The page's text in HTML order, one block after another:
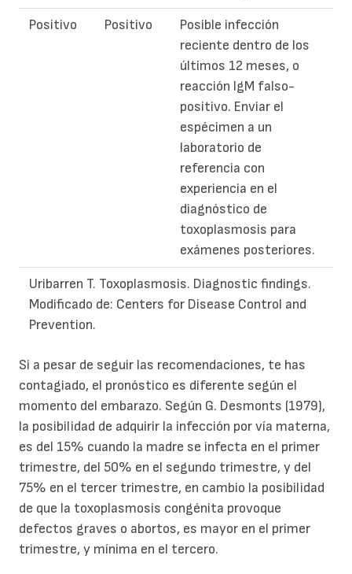
Positivo Positivo
Posible infección
reciente dentro de los
últimos 12 meses, o
reacción IgM falso-
positivo. Enviar el
espécimen a un
laboratorio de
referencia con
experiencia en el
diagnóstico de
toxoplasmosis para
exámenes posteriores.
Uribarren T. Toxoplasmosis. Diagnostic findings.
Modificado de: Centers for Disease Control and
Prevention.
Si a pesar de seguir las recomendaciones, te has
contagiado, el pronóstico es diferente según el
momento del embarazo. Según G. Desmonts (1979),
la posibilidad de adquirir la infección por vía materna,
es del 15% cuando la madre se infecta en el primer
trimestre, del 50% en el segundo trimestre, y del
75% en el tercer trimestre, en cambio la posibilidad
de que la toxoplasmosis congénita provoque
defectos graves o abortos, es mayor en el primer
trimestre, y mínima en el tercero.